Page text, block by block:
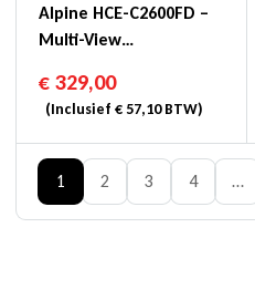
Alpine HCE-C2600FD –
Multi-View
€ 329,00
(Inclusief € 57,10BTW)
1 2 3 4 …